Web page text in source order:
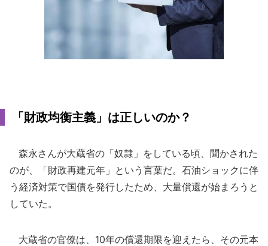
「財政均衡主義」は正しいのか？
森永さんが大蔵省の「奴隷」をしている頃、聞かされた
のが、「財政再建元年」という言葉だ。石油ショックに伴
う経済対策で国債を発行したため、大量償還が始まろうと
していた。
大蔵省の官僚は、10年の償還期限を迎えたら、その元本